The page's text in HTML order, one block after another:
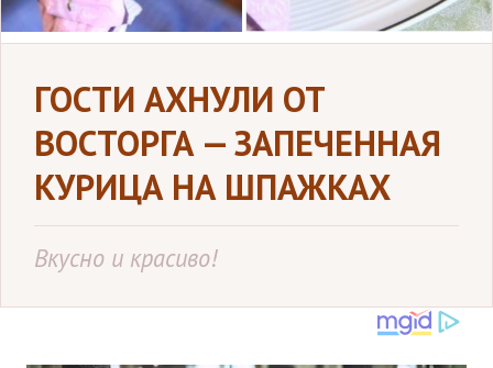
ГОСТИ АХНУЛИ ОТ
ВОСТОРГА — ЗАПЕЧЕННАЯ
КУРИЦА НА ШПАЖКАХ
Вкусно и красиво!